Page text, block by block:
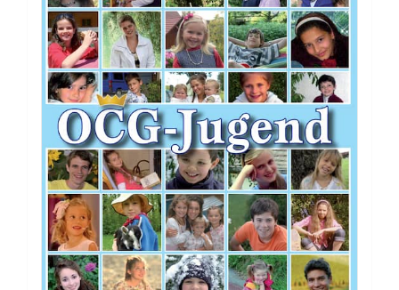
Buch: Die Erkenntnis Gottes